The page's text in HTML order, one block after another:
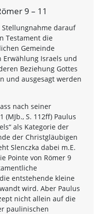
9 – 11
darauf
Testament die
Gemeinde
Israels und
Beziehung Gottes
und ausgesagt werden
nach seiner
S. 112ff) Paulus
als Kategorie der
der Christgläubigen
Slenczka dabei m.E.
Pointe von Römer 9
entstehende kleine
wird. Aber Paulus
nicht allein auf die
paulinischen